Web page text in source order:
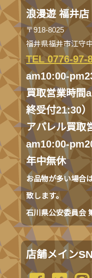
浪漫遊 福井店
〒918-8025
福井県福井市江守
TEL 0776-97-
am10:00-
買取営業時間
終受付21:30）
アパレル買取
am10:00-
年中無休
お品物が多い場合
致します。
石川県公安委員会
店舗メイン